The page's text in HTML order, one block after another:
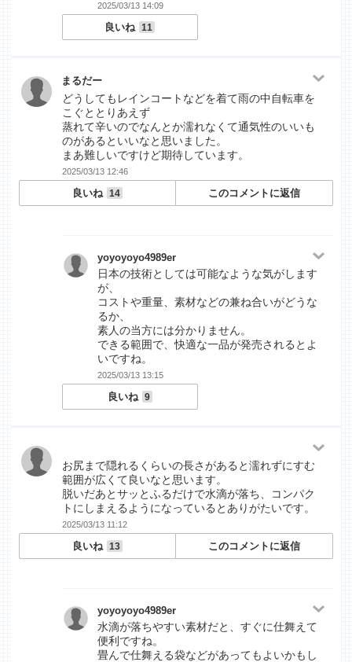
2025/03/13 14:09
良いね 11
まるだー
どうしてもレインコートなどを着て雨の中自転車を
こぐととりあえず
蒸れて辛いのでなんとか濡れなくて通気性のいいも
のがあるといいなと思いました。
まあ難しいですけど期待しています。
2025/03/13 12:46
良いね 14 このコメントに返信
yoyoyoyo4989er
日本の技術としては可能なような気がします
が、
コストや重量、素材などの兼ね合いがどうな
るか、
素人の当方には分かりません。
できる範囲で、快適な一品が発売されるとよ
いですね。
2025/03/13 13:15
良いね 9
お尻まで隠れるくらいの長さがあると濡れずにすむ
範囲が広くて良いなと思います。
脱いだあとサッとふるだけで水滴が落ち、コンパク
トにしまえるようになっているとありがたいです。
2025/03/13 11:12
良いね 13 このコメントに返信
yoyoyoyo4989er
水滴が落ちやすい素材だと、すぐに仕舞えて
便利ですね。
畳んで仕舞える袋などがあってもよいかもし